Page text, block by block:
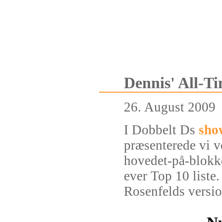
Dennis' All-
26. August 2009
I Dobbelt Ds
præsenterede vi
hovedet-på-
ever Top 10
Rosenfelds